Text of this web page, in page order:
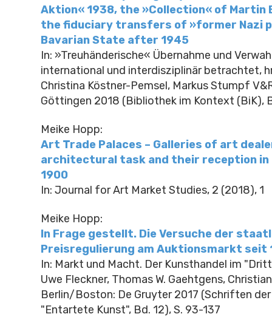
Aktion« 1938, the »Collection« of Martin
the fiduciary transfers of »former Nazi
Bavarian State after 1945
In: »Treuhänderische« Übernahme und
international und interdisziplinär betrachtet,
Christina Köstner-Pemsel, Markus Stumpf
Göttingen 2018 (Bibliothek im Kontext (BiK),
Meike Hopp:
Art Trade Palaces – Galleries of art
architectural task and their reception in
1900
In: Journal for Art Market Studies, 2 (2018), 1
Meike Hopp:
In Frage gestellt. Die Versuche der
Preisregulierung am Auktionsmarkt seit
In: Markt und Macht. Der Kunsthandel im
Uwe Fleckner, Thomas W. Gaehtgens,
Berlin/Boston: De Gruyter 2017 (Schriften
"Entartete Kunst", Bd. 12), S. 93-137